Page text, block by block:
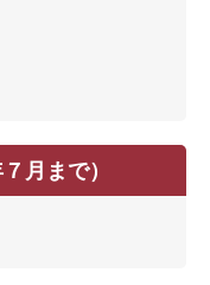
月まで）